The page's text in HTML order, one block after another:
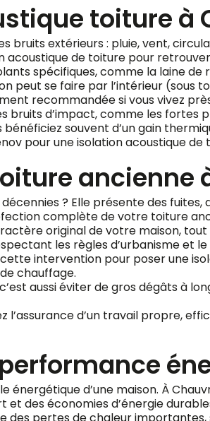
toiture à
bruits extérieurs : pluie, vent,
acoustique de toiture pour
spécifiques, comme la laine
peut se faire par l’intérieur
recommandée si vous vivez
bruits d’impact, comme les fortes
bénéficiez souvent d’un gain
pour une isolation acoustique
ancienne
? Elle présente des
complète de votre toiture
original de votre maison,
les règles d’urbanisme et le
intervention pour poser une
chauffage.
aussi éviter de gros dégâts à
l’assurance d’un travail propre,
énergétique d’une maison. À
des économies d’énergie
des pertes de chaleur